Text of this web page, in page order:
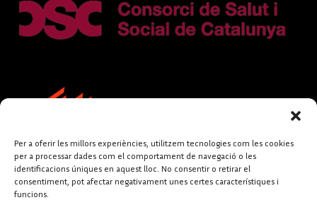
Per a oferir les millors experiències, utilitzem tecnologies com les cookies
per a processar dades com el comportament de navegació o les
identificacions úniques en aquest lloc. No consentir o retirar el
consentiment, pot afectar negativament unes certes característiques i
funcions.